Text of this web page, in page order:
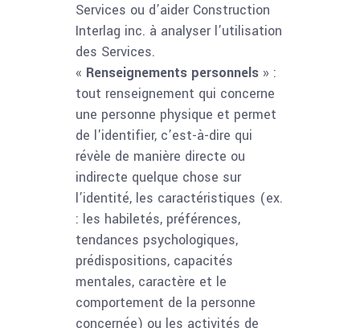
Services ou d’aider Construction
Interlag inc. à analyser l’utilisation
des Services.
« Renseignements personnels » :
tout renseignement qui concerne
une personne physique et permet
de l'identifier, c’est-à-dire qui
révèle de manière directe ou
indirecte quelque chose sur
l’identité, les caractéristiques (ex.
: les habiletés, préférences,
tendances psychologiques,
prédispositions, capacités
mentales, caractère et le
comportement de la personne
concernée) ou les activités de